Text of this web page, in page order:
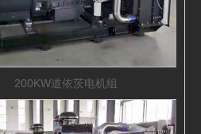
200KW道依茨电机组